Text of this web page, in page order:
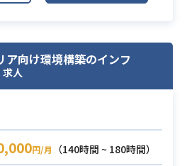
連携する民間事業者向けに、
管理するためのAWS基盤を構
プロジェクトです。
ネットワーク、セキュリテ
盤の設計から構築までを推進
ただきます。
ア向け環境構築のインフ
人
円/月
（140時間 ~ 180時間）